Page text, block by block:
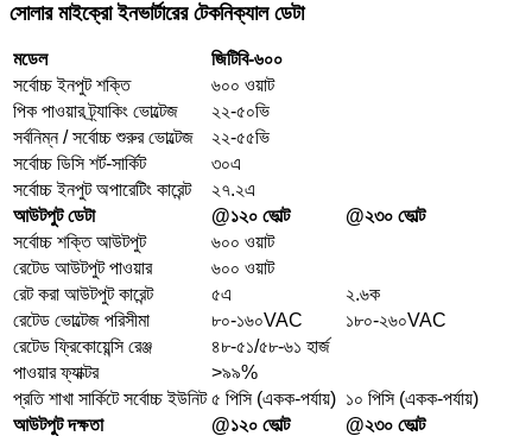
সোলার মাইক্রো ইনভার্টারের টেকনিক্যাল ডেটা
মডেল
জিটিবি-৬০০
সর্বোচ্চ ইনপুট শক্তি
৬০০ ওয়াট
পিক পাওয়ার ট্র্যাকিং ভোল্টেজ
২২-৫০ভি
সর্বনিম্ন / সর্বোচ্চ শুরুর ভোল্টেজ
২২-৫৫ভি
সর্বোচ্চ ডিসি শর্ট-সার্কিট
৩০এ
সর্বোচ্চ ইনপুট অপারেটিং কারেন্ট
২৭.২এ
আউটপুট ডেটা
@১২০ ভোল্ট
@২৩০ ভোল্ট
সর্বোচ্চ শক্তি আউটপুট
৬০০ ওয়াট
রেটেড আউটপুট পাওয়ার
৬০০ ওয়াট
রেট করা আউটপুট কারেন্ট
৫এ
২.৬ক
রেটেড ভোল্টেজ পরিসীমা
৮০-১৬০VAC
১৮০-২৬০VAC
রেটেড ফ্রিকোয়েন্সি রেঞ্জ
৪৮-৫১/৫৮-৬১ হার্জ
পাওয়ার ফ্যাক্টর
>৯৯%
প্রতি শাখা সার্কিটে সর্বোচ্চ ইউনিট ৫ পিসি (একক-পর্যায়) ১০ পিসি (একক-পর্যায়)
আউটপুট দক্ষতা
@১২০ ভোল্ট
@২৩০ ভোল্ট